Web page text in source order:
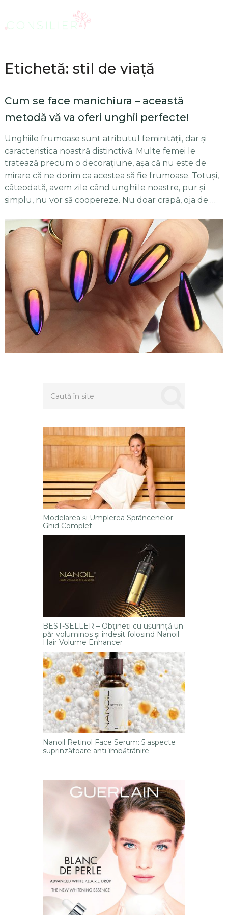
Etichetă: stil de viață
Cum se face manichiura – această
metodă vă va oferi unghii perfecte!
Unghiile frumoase sunt atributul feminității, dar și
caracteristica noastră distinctivă. Multe femei le
tratează precum o decorațiune, așa că nu este de
mirare că ne dorim ca acestea să fie frumoase. Totuși,
câteodată, avem zile când unghiile noastre, pur și
simplu, nu vor să coopereze. Nu doar crapă, oja de …
Modelarea și Umplerea Sprâncenelor:
Ghid Complet
BEST-SELLER – Obțineți cu ușurință un
păr voluminos și îndesit folosind Nanoil
Hair Volume Enhancer
Nanoil Retinol Face Serum: 5 aspecte
suprinzătoare anti-îmbătrânire